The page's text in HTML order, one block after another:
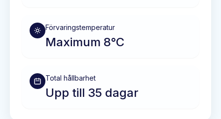
Förvaringstemperatur
Maximum 8°C
Total hållbarhet
Upp till 35 dagar